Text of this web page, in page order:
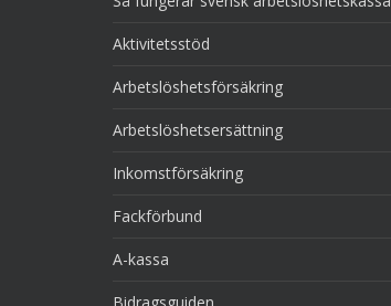
Aktivitetsstöd
Arbetslöshetsförsäkring
Arbetslöshetsersättning
Inkomstförsäkring
Fackförbund
A-kassa